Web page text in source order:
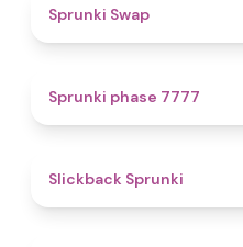
Sprunki Swap
Sprunki phase 7777
Slickback Sprunki